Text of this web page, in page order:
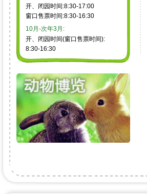
开、闭园时间:8:30-17:00
窗口售票时间:8:30-16:30
10月-次年3月:
开、闭园时间(窗口售票时间):
8:30-16:30